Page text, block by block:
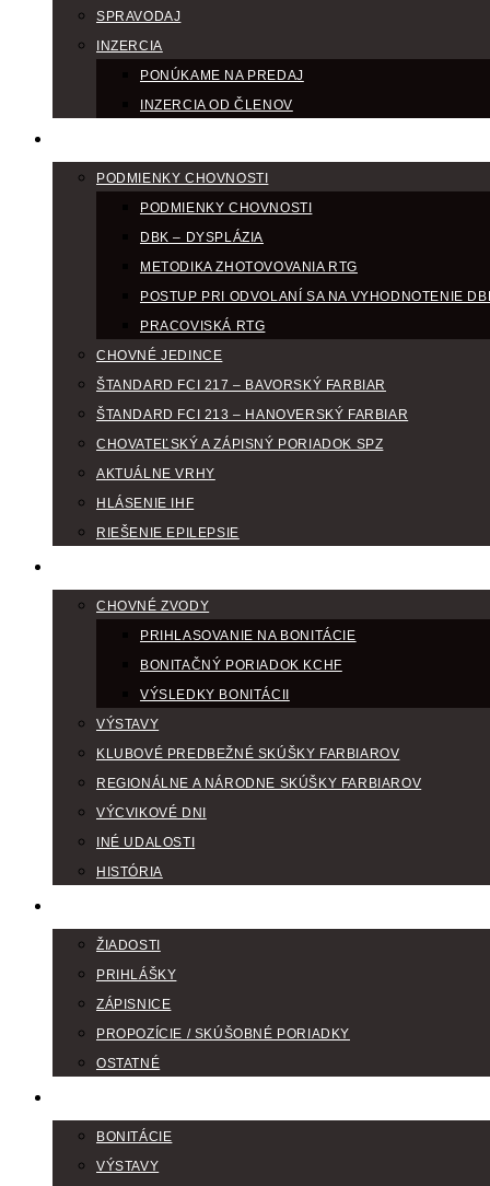
SPRAVODAJ
INZERCIA
PONÚKAME NA PREDAJ
INZERCIA OD ČLENOV
PODMIENKY CHOVNOSTI
PODMIENKY CHOVNOSTI
DBK – DYSPLÁZIA
METODIKA ZHOTOVOVANIA RTG
POSTUP PRI ODVOLANÍ SA NA VYHODNOTENIE
PRACOVISKÁ RTG
CHOVNÉ JEDINCE
ŠTANDARD FCI 217 – BAVORSKÝ FARBIAR
ŠTANDARD FCI 213 – HANOVERSKÝ FARBIAR
CHOVATEĽSKÝ A ZÁPISNÝ PORIADOK SPZ
AKTUÁLNE VRHY
HLÁSENIE IHF
RIEŠENIE EPILEPSIE
CHOVNÉ ZVODY
PRIHLASOVANIE NA BONITÁCIE
BONITAČNÝ PORIADOK KCHF
VÝSLEDKY BONITÁCII
VÝSTAVY
KLUBOVÉ PREDBEŽNÉ SKÚŠKY FARBIAROV
REGIONÁLNE A NÁRODNE SKÚŠKY FARBIAROV
VÝCVIKOVÉ DNI
INÉ UDALOSTI
HISTÓRIA
ŽIADOSTI
PRIHLÁŠKY
ZÁPISNICE
PROPOZÍCIE / SKÚŠOBNÉ PORIADKY
OSTATNÉ
BONITÁCIE
VÝSTAVY